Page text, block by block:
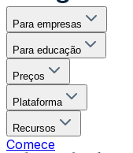
Para empresas
Para educação
Preços
Plataforma
Recursos
Comece